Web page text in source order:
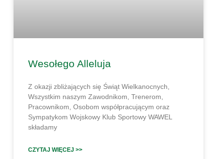
Wesołego Alleluja
Z okazji zbliżających się Świąt Wielkanocnych,
Wszystkim naszym Zawodnikom, Trenerom,
Pracownikom, Osobom współpracującym oraz
Sympatykom Wojskowy Klub Sportowy WAWEL
składamy
CZYTAJ WIĘCEJ >>